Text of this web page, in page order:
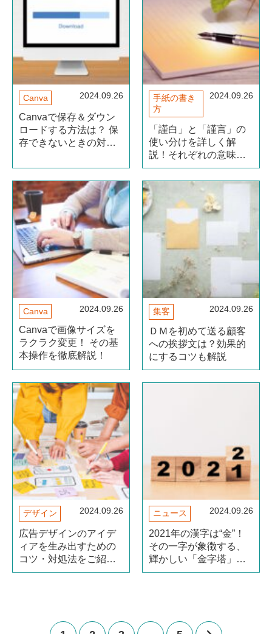
Canva 2024.09.26
Canvaで保存＆ダウン
ロードする方法は？ 保
存できないときの対処
手紙の書き
方
2024.09.26
「謹白」と「謹言」の
使い分けを詳しく解
説！それぞれの意味に
ついても紹介
Canva 2024.09.26
Canvaで画像サイズを
ラクラク変更！ その基
本操作を徹底解説！
集客 2024.09.26
ＤＭを初めて送る顧客
への挨拶文は？効果的
にするコツも解説
デザイン 2024.09.26
広告デザインのアイデ
ィアを生み出すための
コツ・対処法をご紹
介！
ニュース 2024.09.26
2021年の漢字は“金”！
その一字が象徴する、
輝かしい「金字塔」の
数々とは？